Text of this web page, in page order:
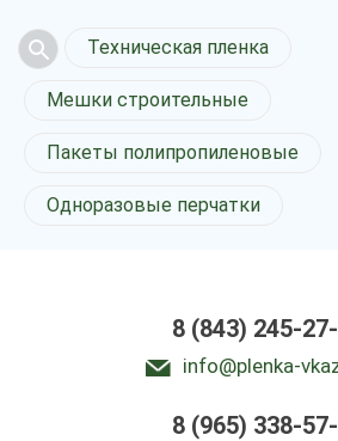
Техническая пленка
Мешки строительные
Пакеты полипропиленовые
Одноразовые перчатки
8 (843) 245-
info@plenka-
8 (965) 338-